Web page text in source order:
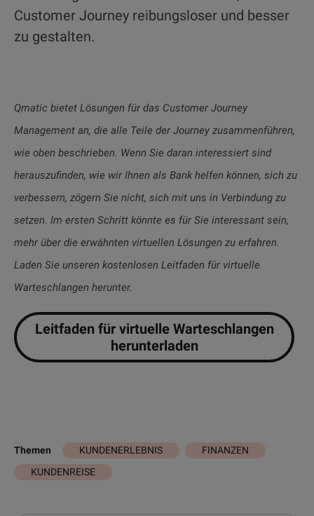
Customer Journey reibungsloser und besser
zu gestalten.
Qmatic bietet Lösungen für das Customer Journey
Management an, die alle Teile der Journey zusammenführen,
wie oben beschrieben. Wenn Sie daran interessiert sind
herauszufinden, wie wir Ihnen als Bank helfen können, sich zu
verbessern, zögern Sie nicht, sich mit uns in Verbindung zu
setzen. Im ersten Schritt könnte es für Sie interessant sein,
mehr über die erwähnten virtuellen Lösungen zu erfahren.
Laden Sie unseren kostenlosen Leitfaden für virtuelle
Warteschlangen herunter.
Leitfaden für virtuelle Warteschlangen
herunterladen
Themen KUNDENERLEBNIS
FINANZEN
KUNDENREISE